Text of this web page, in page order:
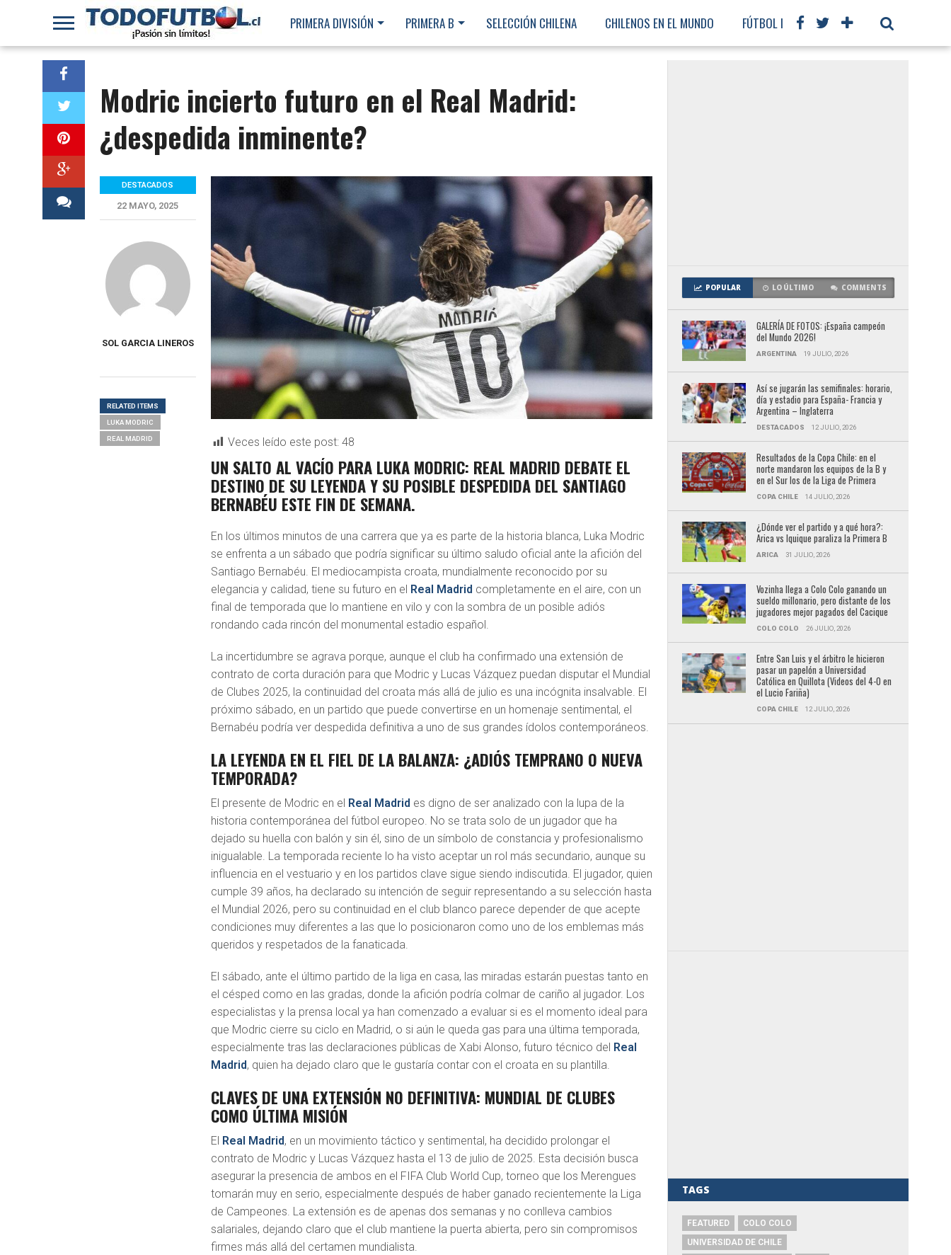
PRIMERA DIVISIÓN PRIMERA B SELECCIÓN CHILENA CHILENOS EN EL MUNDO FÚTBOL INTERNACIONAL
Modric incierto futuro en el Real Madrid:
¿despedida inminente?
Veces leído este post: 48
UN SALTO AL VACÍO PARA LUKA MODRIC: REAL MADRID DEBATE EL
DESTINO DE SU LEYENDA Y SU POSIBLE DESPEDIDA DEL SANTIAGO
BERNABÉU ESTE FIN DE SEMANA.
En los últimos minutos de una carrera que ya es parte de la historia blanca, Luka Modric
se enfrenta a un sábado que podría significar su último saludo oficial ante la afición del
Santiago Bernabéu. El mediocampista croata, mundialmente reconocido por su
elegancia y calidad, tiene su futuro en el Real Madrid completamente en el aire, con un
final de temporada que lo mantiene en vilo y con la sombra de un posible adiós
rondando cada rincón del monumental estadio español.
La incertidumbre se agrava porque, aunque el club ha confirmado una extensión de
contrato de corta duración para que Modric y Lucas Vázquez puedan disputar el Mundial
de Clubes 2025, la continuidad del croata más allá de julio es una incógnita insalvable. El
próximo sábado, en un partido que puede convertirse en un homenaje sentimental, el
Bernabéu podría ver despedida definitiva a uno de sus grandes ídolos contemporáneos.
LA LEYENDA EN EL FIEL DE LA BALANZA: ¿ADIÓS TEMPRANO O NUEVA
TEMPORADA?
El presente de Modric en el Real Madrid es digno de ser analizado con la lupa de la
historia contemporánea del fútbol europeo. No se trata solo de un jugador que ha
dejado su huella con balón y sin él, sino de un símbolo de constancia y profesionalismo
inigualable. La temporada reciente lo ha visto aceptar un rol más secundario, aunque su
influencia en el vestuario y en los partidos clave sigue siendo indiscutida. El jugador, quien
cumple 39 años, ha declarado su intención de seguir representando a su selección hasta
el Mundial 2026, pero su continuidad en el club blanco parece depender de que acepte
condiciones muy diferentes a las que lo posicionaron como uno de los emblemas más
queridos y respetados de la fanaticada.
El sábado, ante el último partido de la liga en casa, las miradas estarán puestas tanto en
el césped como en las gradas, donde la afición podría colmar de cariño al jugador. Los
especialistas y la prensa local ya han comenzado a evaluar si es el momento ideal para
que Modric cierre su ciclo en Madrid, o si aún le queda gas para una última temporada,
especialmente tras las declaraciones públicas de Xabi Alonso, futuro técnico del Real
Madrid, quien ha dejado claro que le gustaría contar con el croata en su plantilla.
CLAVES DE UNA EXTENSIÓN NO DEFINITIVA: MUNDIAL DE CLUBES
COMO ÚLTIMA MISIÓN
El Real Madrid, en un movimiento táctico y sentimental, ha decidido prolongar el
contrato de Modric y Lucas Vázquez hasta el 13 de julio de 2025. Esta decisión busca
asegurar la presencia de ambos en el FIFA Club World Cup, torneo que los Merengues
tomarán muy en serio, especialmente después de haber ganado recientemente la Liga
de Campeones. La extensión es de apenas dos semanas y no conlleva cambios
salariales, dejando claro que el club mantiene la puerta abierta, pero sin compromisos
firmes más allá del certamen mundialista.
DESTACADOS
22 MAYO, 2025
SOL GARCIA LINEROS
RELATED ITEMS
LUKA MODRIC
REAL MADRID
POPULAR LO ÚLTIMO COMMENTS
GALERÍA DE FOTOS: ¡España campeón
del Mundo 2026!
ARGENTINA 19 JULIO, 2026
Así se jugarán las semifinales: horario,
día y estadio para España- Francia y
Argentina – Inglaterra
DESTACADOS 12 JULIO, 2026
Resultados de la Copa Chile: en el
norte mandaron los equipos de la B y
en el Sur los de la Liga de Primera
COPA CHILE 14 JULIO, 2026
¿Dónde ver el partido y a qué hora?:
Arica vs Iquique paraliza la Primera B
ARICA 31 JULIO, 2026
Vozinha llega a Colo Colo ganando un
sueldo millonario, pero distante de los
jugadores mejor pagados del Cacique
COLO COLO 26 JULIO, 2026
Entre San Luis y el árbitro le hicieron
pasar un papelón a Universidad
Católica en Quillota (Videos del 4-0 en
el Lucio Fariña)
COPA CHILE 12 JULIO, 2026
TAGS
FEATURED
COLO COLO
UNIVERSIDAD DE CHILE